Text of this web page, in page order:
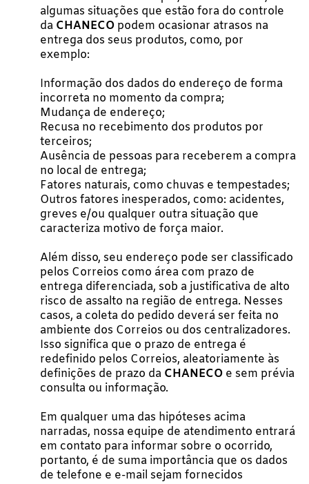
algumas situações que estão fora do controle
da CHANECO podem ocasionar atrasos na
entrega dos seus produtos, como, por
exemplo:
Informação dos dados do endereço de forma
incorreta no momento da compra;
Mudança de endereço;
Recusa no recebimento dos produtos por
terceiros;
Ausência de pessoas para receberem a compra
no local de entrega;
Fatores naturais, como chuvas e tempestades;
Outros fatores inesperados, como: acidentes,
greves e/ou qualquer outra situação que
caracteriza motivo de força maior.
Além disso, seu endereço pode ser classificado
pelos Correios como área com prazo de
entrega diferenciada, sob a justificativa de alto
risco de assalto na região de entrega. Nesses
casos, a coleta do pedido deverá ser feita no
ambiente dos Correios ou dos centralizadores.
Isso significa que o prazo de entrega é
redefinido pelos Correios, aleatoriamente às
definições de prazo da CHANECO e sem prévia
consulta ou informação.
Em qualquer uma das hipóteses acima
narradas, nossa equipe de atendimento entrará
em contato para informar sobre o ocorrido,
portanto, é de suma importância que os dados
de telefone e e-mail sejam fornecidos